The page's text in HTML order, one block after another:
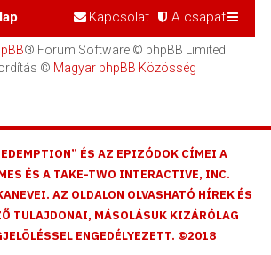
A csapat
Kapcsolat
® Forum Software © phpBB Limited
© Magyar phpBB Közösség
ÉS AZ EPIZÓDOK CÍMEI A
ÉS A TAKE-TWO INTERACTIVE, INC.
AZ OLDALON OLVASHATÓ HÍREK ÉS
TULAJDONAI, MÁSOLÁSUK KIZÁRÓLAG
ENGEDÉLYEZETT. ©2018